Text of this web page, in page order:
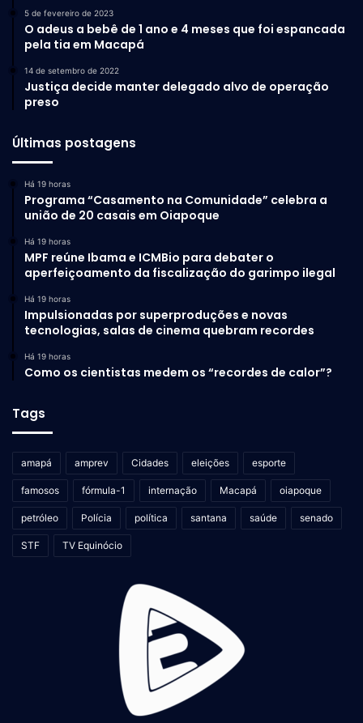
5 de fevereiro de 2023
O adeus a bebê de 1 ano e 4 meses que foi espancada
pela tia em Macapá
14 de setembro de 2022
Justiça decide manter delegado alvo de operação
preso
Últimas postagens
Há 19 horas
Programa “Casamento na Comunidade” celebra a
união de 20 casais em Oiapoque
Há 19 horas
MPF reúne Ibama e ICMBio para debater o
aperfeiçoamento da fiscalização do garimpo ilegal
Há 19 horas
Impulsionadas por superproduções e novas
tecnologias, salas de cinema quebram recordes
Há 19 horas
Como os cientistas medem os “recordes de calor”?
Tags
amapá amprev Cidades eleições esporte
famosos fórmula-1 internação Macapá oiapoque
petróleo Polícia política santana saúde senado
STF TV Equinócio